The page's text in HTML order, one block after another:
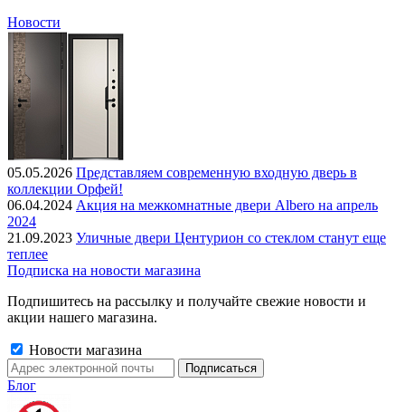
Новости
05.05.2026 Представляем современную входную дверь в
коллекции Орфей!
06.04.2024 Акция на межкомнатные двери Albero на апрель
2024
21.09.2023 Уличные двери Центурион со стеклом станут еще
теплее
Подписка на новости магазина
Подпишитесь на рассылку и получайте свежие новости и
акции нашего магазина.
Новости магазина
Блог